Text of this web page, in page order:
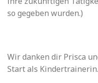
so gegeben wurden.)
Wir danken dir Prisca
Start als Kindertrainerin.